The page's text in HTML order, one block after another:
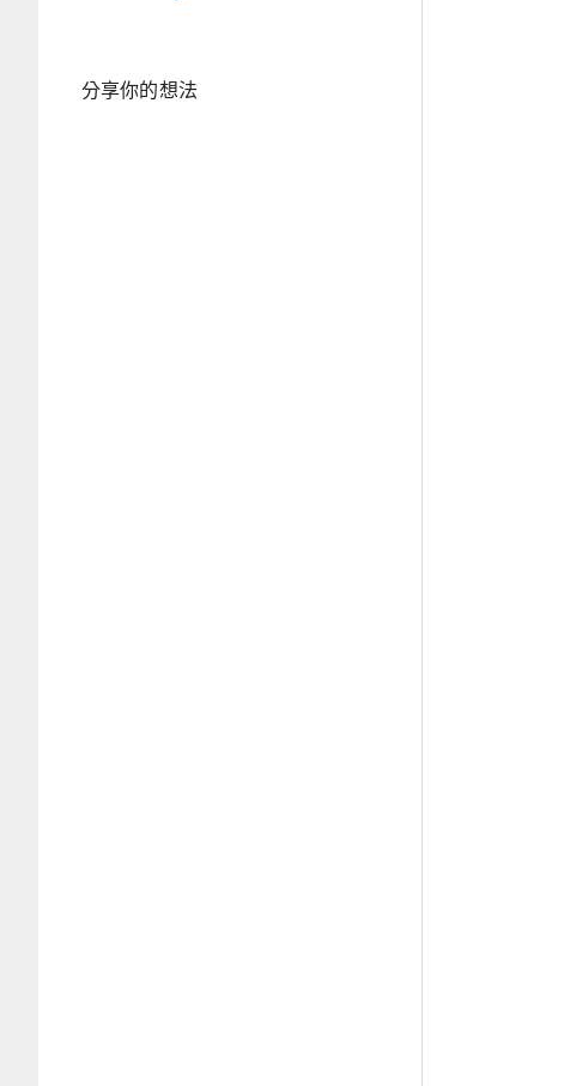
分享你的想法